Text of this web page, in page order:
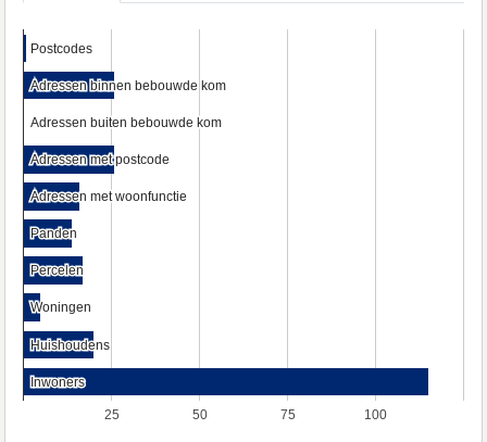
25 50 75 100
Postcodes
Postcodes
Adressen binnen bebouwde kom
Adressen binnen bebouwde kom
Adressen buiten bebouwde kom
Adressen buiten bebouwde kom
Adressen met postcode
Adressen met postcode
Adressen met woonfunctie
Adressen met woonfunctie
Panden
Panden
Percelen
Percelen
Woningen
Woningen
Huishoudens
Huishoudens
Inwoners
Inwoners